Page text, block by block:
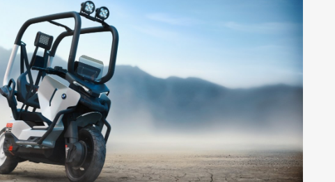
Art&Design Watch
Fashion
Gourmet
Cars
Culture